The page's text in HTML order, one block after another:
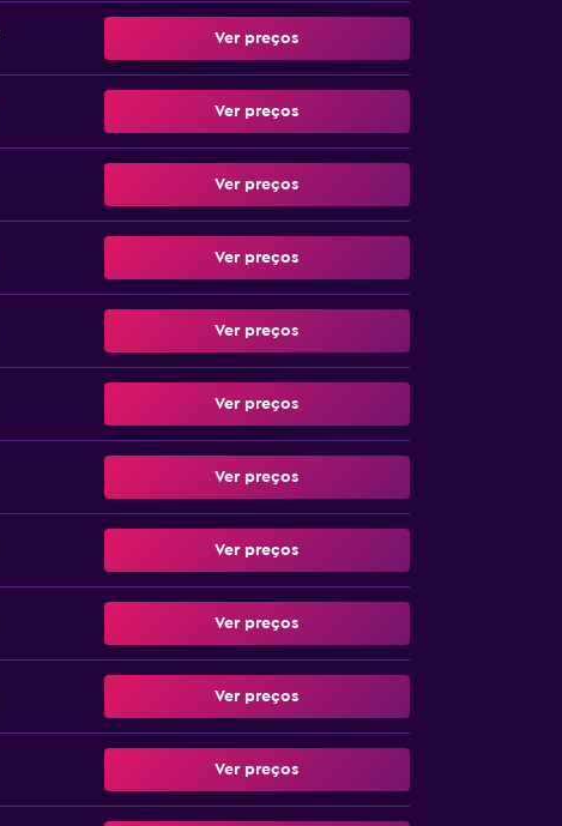
Ver preços
Ver preços
Ver preços
Ver preços
Ver preços
Ver preços
Ver preços
Ver preços
Ver preços
Ver preços
Ver preços